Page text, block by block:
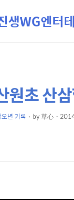
생WG엔
원초 산
년 기록 by草心